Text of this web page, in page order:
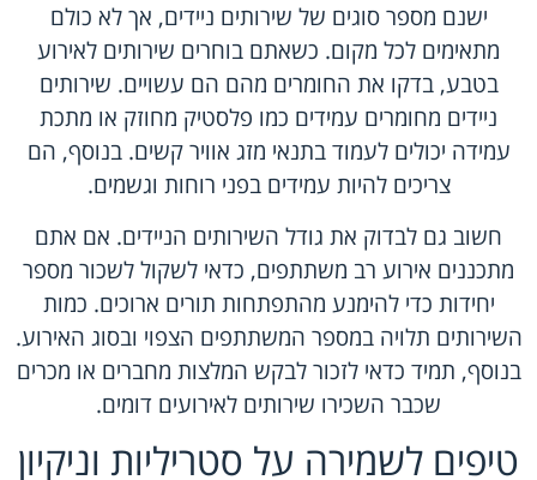
ישנם מספר סוגים של שירותים ניידים, אך לא כולם
מתאימים לכל מקום. כשאתם בוחרים שירותים לאירוע
בטבע, בדקו את החומרים מהם הם עשויים. שירותים
ניידים מחומרים עמידים כמו פלסטיק מחוזק או מתכת
עמידה יכולים לעמוד בתנאי מזג אוויר קשים. בנוסף, הם
צריכים להיות עמידים בפני רוחות וגשמים.
חשוב גם לבדוק את גודל השירותים הניידים. אם אתם
מתכננים אירוע רב משתתפים, כדאי לשקול לשכור מספר
יחידות כדי להימנע מהתפתחות תורים ארוכים. כמות
השירותים תלויה במספר המשתתפים הצפוי ובסוג האירוע.
בנוסף, תמיד כדאי לזכור לבקש המלצות מחברים או מכרים
שכבר השכירו שירותים לאירועים דומים.
טיפים לשמירה על סטריליות וניקיון